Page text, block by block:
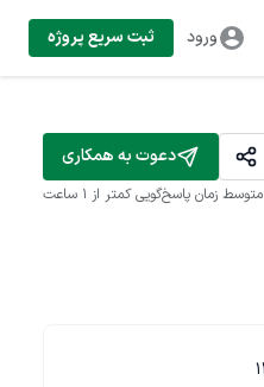
ورود ثبت سریع پروژه
دعوت به همکاری
متوسط زمان پاسخ‌گویی کمتر از 1 ساعت